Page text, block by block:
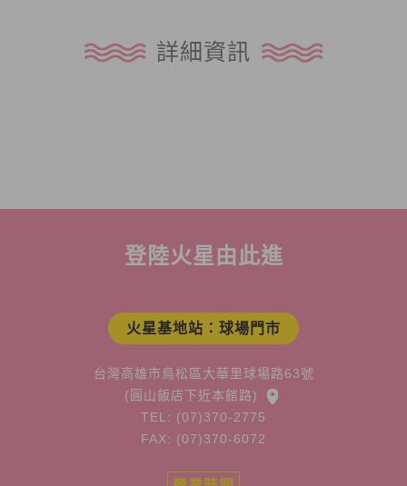
詳細資訊
登陸火星由此進
火星基地站：球場門市
台灣高雄市鳥松區大華里球場路63號
(圓山飯店下近本館路)
TEL: (07)370-2775
FAX: (07)370-6072